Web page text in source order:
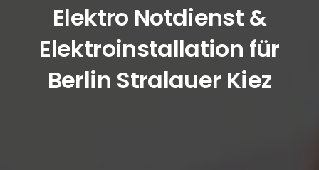
Elektro Notdienst &
Elektroinstallation für
Berlin Stralauer Kiez